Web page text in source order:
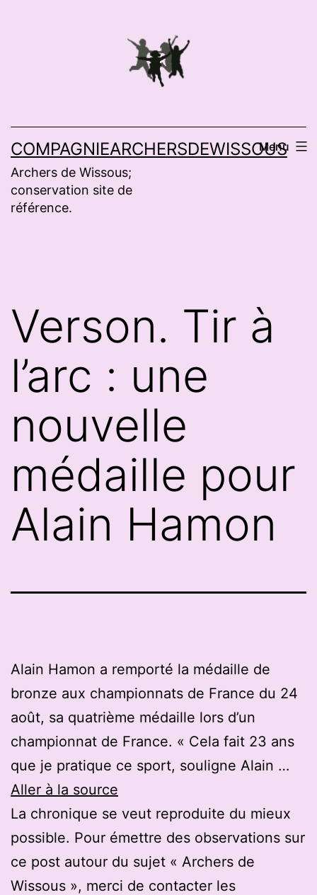
COMPAGNIEARCHERSDEWISSOUS
Archers de Wissous;
conservation site de
référence.
Menu
Verson. Tir à
l’arc : une
nouvelle
médaille pour
Alain Hamon
Alain Hamon a remporté la médaille de
bronze aux championnats de France du 24
août, sa quatrième médaille lors d’un
championnat de France. « Cela fait 23 ans
que je pratique ce sport, souligne Alain …
Aller à la source
La chronique se veut reproduite du mieux
possible. Pour émettre des observations sur
ce post autour du sujet « Archers de
Wissous », merci de contacter les